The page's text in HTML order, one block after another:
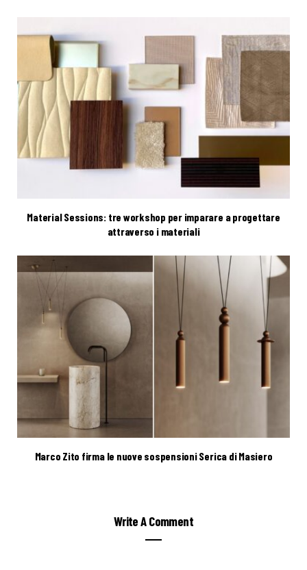
Material Sessions: tre workshop per imparare a progettare
attraverso i materiali
Marco Zito firma le nuove sospensioni Serica di Masiero
Write A Comment